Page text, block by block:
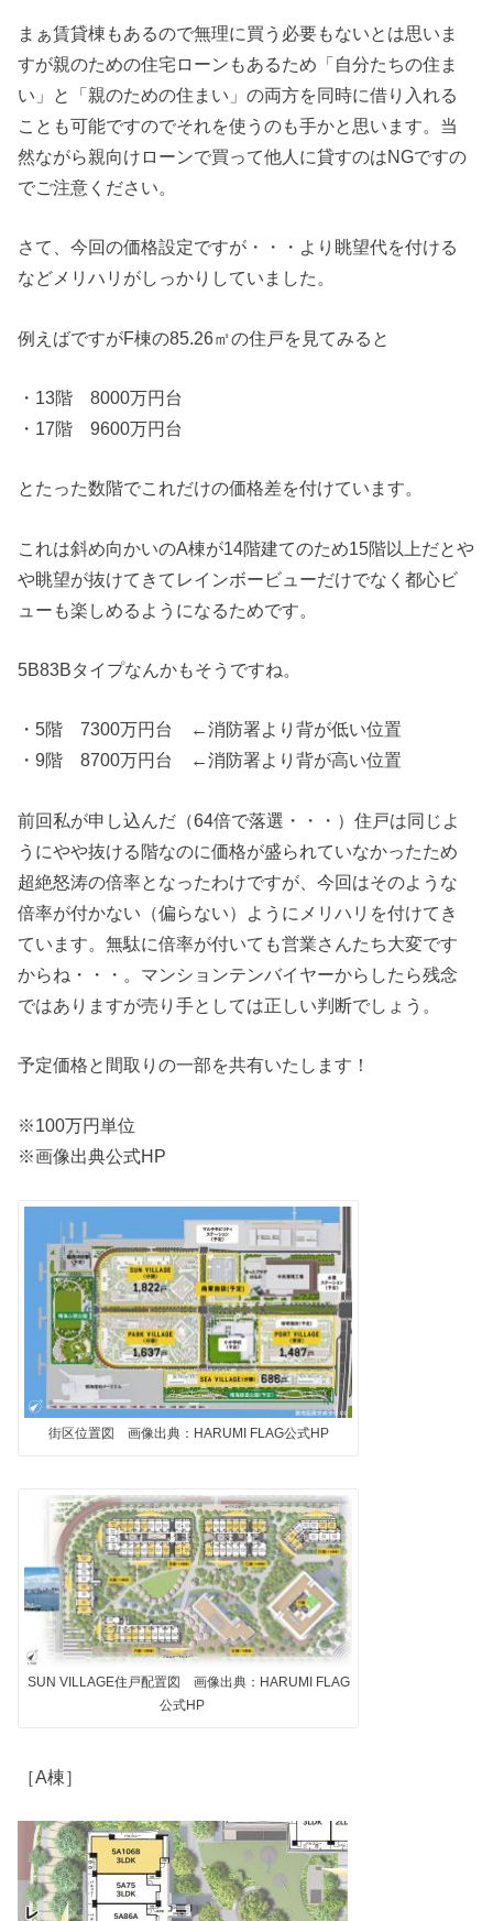
まぁ賃貸棟もあるので無理に買う必要もないとは思いま
すが親のための住宅ローンもあるため「自分たちの住ま
い」と「親のための住まい」の両方を同時に借り入れる
ことも可能ですのでそれを使うのも手かと思います。当
然ながら親向けローンで買って他人に貸すのはNGですの
でご注意ください。
さて、今回の価格設定ですが・・・より眺望代を付ける
などメリハリがしっかりしていました。
例えばですがF棟の85.26㎡の住戸を見てみると
・13階 8000万円台
・17階 9600万円台
とたった数階でこれだけの価格差を付けています。
これは斜め向かいのA棟が14階建てのため15階以上だとや
や眺望が抜けてきてレインボービューだけでなく都心ビ
ューも楽しめるようになるためです。
5B83Bタイプなんかもそうですね。
・5階 7300万円台 ←消防署より背が低い位置
・9階 8700万円台 ←消防署より背が高い位置
前回私が申し込んだ（64倍で落選・・・）住戸は同じよ
うにやや抜ける階なのに価格が盛られていなかったため
超絶怒涛の倍率となったわけですが、今回はそのような
倍率が付かない（偏らない）ようにメリハリを付けてき
ています。無駄に倍率が付いても営業さんたち大変です
からね・・・。マンションテンバイヤーからしたら残念
ではありますが売り手としては正しい判断でしょう。
予定価格と間取りの一部を共有いたします！
※100万円単位
※画像出典公式HP
街区位置図 画像出典：HARUMI FLAG公式HP
SUN VILLAGE住戸配置図 画像出典：HARUMI FLAG
公式HP
［A棟］